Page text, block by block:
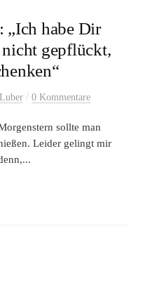
„Ich habe Dir
nicht gepflückt,
/ 0 Kommentare
sollte man
Leider gelingt mir